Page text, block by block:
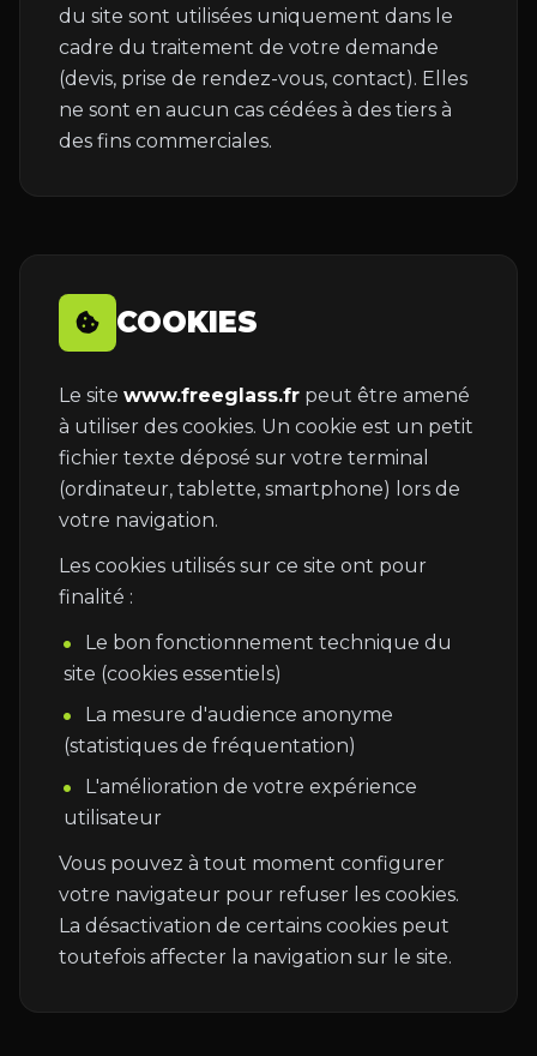
du site sont utilisées uniquement dans le
cadre du traitement de votre demande
(devis, prise de rendez-vous, contact). Elles
ne sont en aucun cas cédées à des tiers à
des fins commerciales.
COOKIES
Le site www.freeglass.fr peut être amené
à utiliser des cookies. Un cookie est un petit
fichier texte déposé sur votre terminal
(ordinateur, tablette, smartphone) lors de
votre navigation.
Les cookies utilisés sur ce site ont pour
finalité :
Le bon fonctionnement technique du
site (cookies essentiels)
La mesure d'audience anonyme
(statistiques de fréquentation)
L'amélioration de votre expérience
utilisateur
Vous pouvez à tout moment configurer
votre navigateur pour refuser les cookies.
La désactivation de certains cookies peut
toutefois affecter la navigation sur le site.